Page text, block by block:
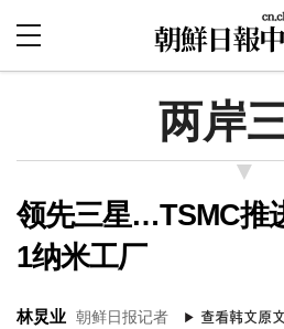
两岸
领先三星…TSMC推
1纳米工厂
林炅业 朝鲜日报记者